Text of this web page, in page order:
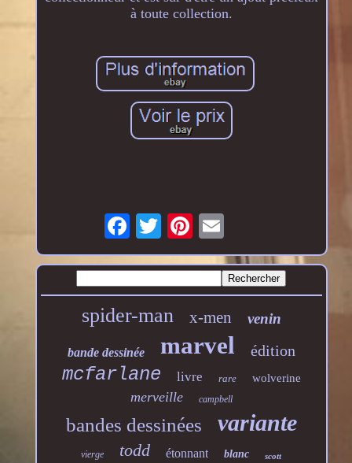
à toute collection.
spider-man x-men venin
bande dessinée marvel édition
mcfarlane livre rare wolverine
merveille campbell
bandes dessinées variante
vierge todd étonnant blanc scott